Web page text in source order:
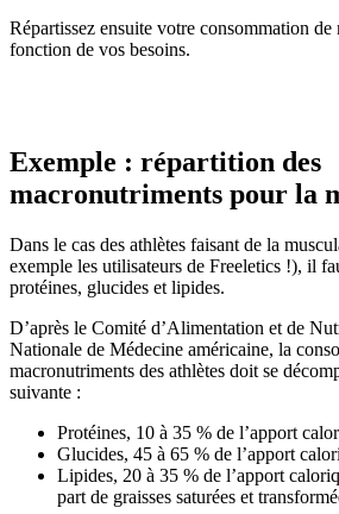
Répartissez ensuite votre consommation de
fonction de vos besoins.
Exemple : répartition des
macronutriments pour la
Dans le cas des athlètes faisant de la
exemple les utilisateurs de Freeletics !), il
protéines, glucides et lipides.
D’après le Comité d’Alimentation et de
Nationale de Médecine américaine, la
macronutriments des athlètes doit se
suivante :
Protéines, 10 à 35 % de l’apport
Glucides, 45 à 65 % de l’apport
Lipides, 20 à 35 % de l’apport
part de graisses saturées et